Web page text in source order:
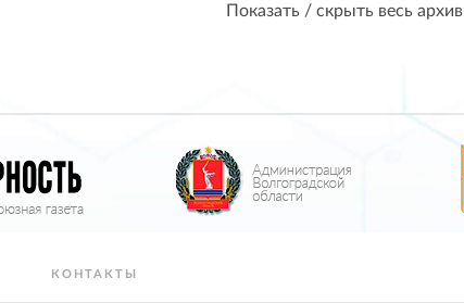
Показать / скрыть весь архив
КОНТАКТЫ